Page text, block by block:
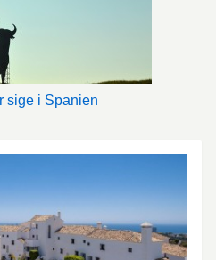
sige i Spanien